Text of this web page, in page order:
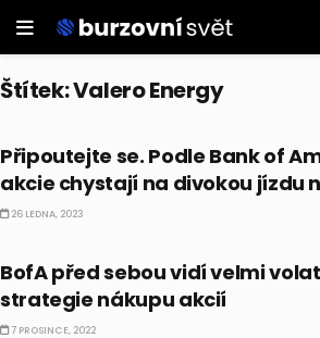
Štítek:Valero Energy
Připoutejte se. Podle Bank of
akcie chystají na divokou jízdu
26 LEDNA, 2023
BofA před sebou vidí velmi
strategie nákupu akcií
7 PROSINCE, 2022